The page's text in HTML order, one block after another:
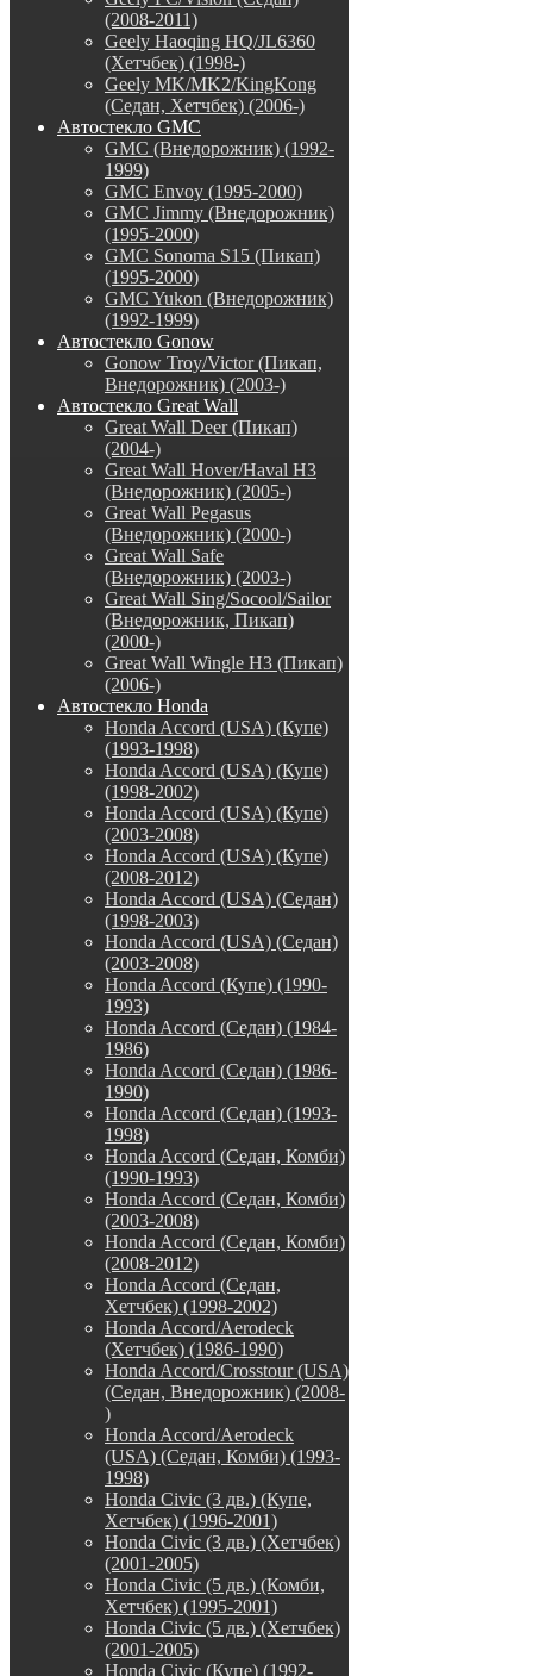
(2008-2011)
Geely Haoqing HQ/JL6360
(Хетчбек) (1998-)
Geely MK/MK2/KingKong
(Седан, Хетчбек) (2006-)
Автостекло GMC
GMC (Внедорожник) (1992-
1999)
GMC Envoy (1995-2000)
GMC Jimmy (Внедорожник)
(1995-2000)
GMC Sonoma S15 (Пикап)
(1995-2000)
GMC Yukon (Внедорожник)
(1992-1999)
Автостекло Gonow
Gonow Troy/Victor (Пикап,
Внедорожник) (2003-)
Автостекло Great Wall
Great Wall Deer (Пикап)
(2004-)
Great Wall Hover/Haval H3
(Внедорожник) (2005-)
Great Wall Pegasus
(Внедорожник) (2000-)
Great Wall Safe
(Внедорожник) (2003-)
Great Wall Sing/Socool/Sailor
(Внедорожник, Пикап)
(2000-)
Great Wall Wingle H3 (Пикап)
(2006-)
Автостекло Honda
Honda Accord (USA) (Купе)
(1993-1998)
Honda Accord (USA) (Купе)
(1998-2002)
Honda Accord (USA) (Купе)
(2003-2008)
Honda Accord (USA) (Купе)
(2008-2012)
Honda Accord (USA) (Седан)
(1998-2003)
Honda Accord (USA) (Седан)
(2003-2008)
Honda Accord (Купе) (1990-
1993)
Honda Accord (Седан) (1984-
1986)
Honda Accord (Седан) (1986-
1990)
Honda Accord (Седан) (1993-
1998)
Honda Accord (Седан, Комби)
(1990-1993)
Honda Accord (Седан, Комби)
(2003-2008)
Honda Accord (Седан, Комби)
(2008-2012)
Honda Accord (Седан,
Хетчбек) (1998-2002)
Honda Accord/Aerodeck
(Хетчбек) (1986-1990)
Honda Accord/Crosstour (USA)
(Седан, Внедорожник) (2008-
)
Honda Accord/Аerodeck
(USA) (Седан, Комби) (1993-
1998)
Honda Civic (3 дв.) (Купе,
Хетчбек) (1996-2001)
Honda Civic (3 дв.) (Хетчбек)
(2001-2005)
Honda Civic (5 дв.) (Комби,
Хетчбек) (1995-2001)
Honda Civic (5 дв.) (Хетчбек)
(2001-2005)
Honda Civic (Купе) (1992-